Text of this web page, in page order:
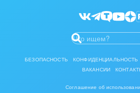
Разработчикам приложений
БЕЗОПАСНОСТЬ КОНФИДЕНЦИАЛЬНОСТЬ
ВАКАНСИИ
Соглашение об